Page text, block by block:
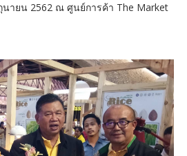
นายน 2562 ณ ศูนย์การค้า The Market